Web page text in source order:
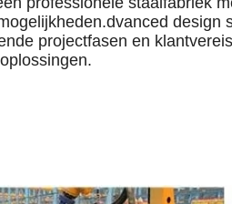
dvanced design
projectfasen en